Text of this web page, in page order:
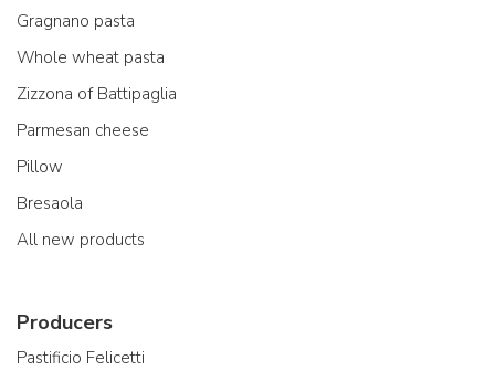
Gragnano pasta
Whole wheat pasta
Zizzona of Battipaglia
Parmesan cheese
Pillow
Bresaola
All new products
Producers
Pastificio Felicetti